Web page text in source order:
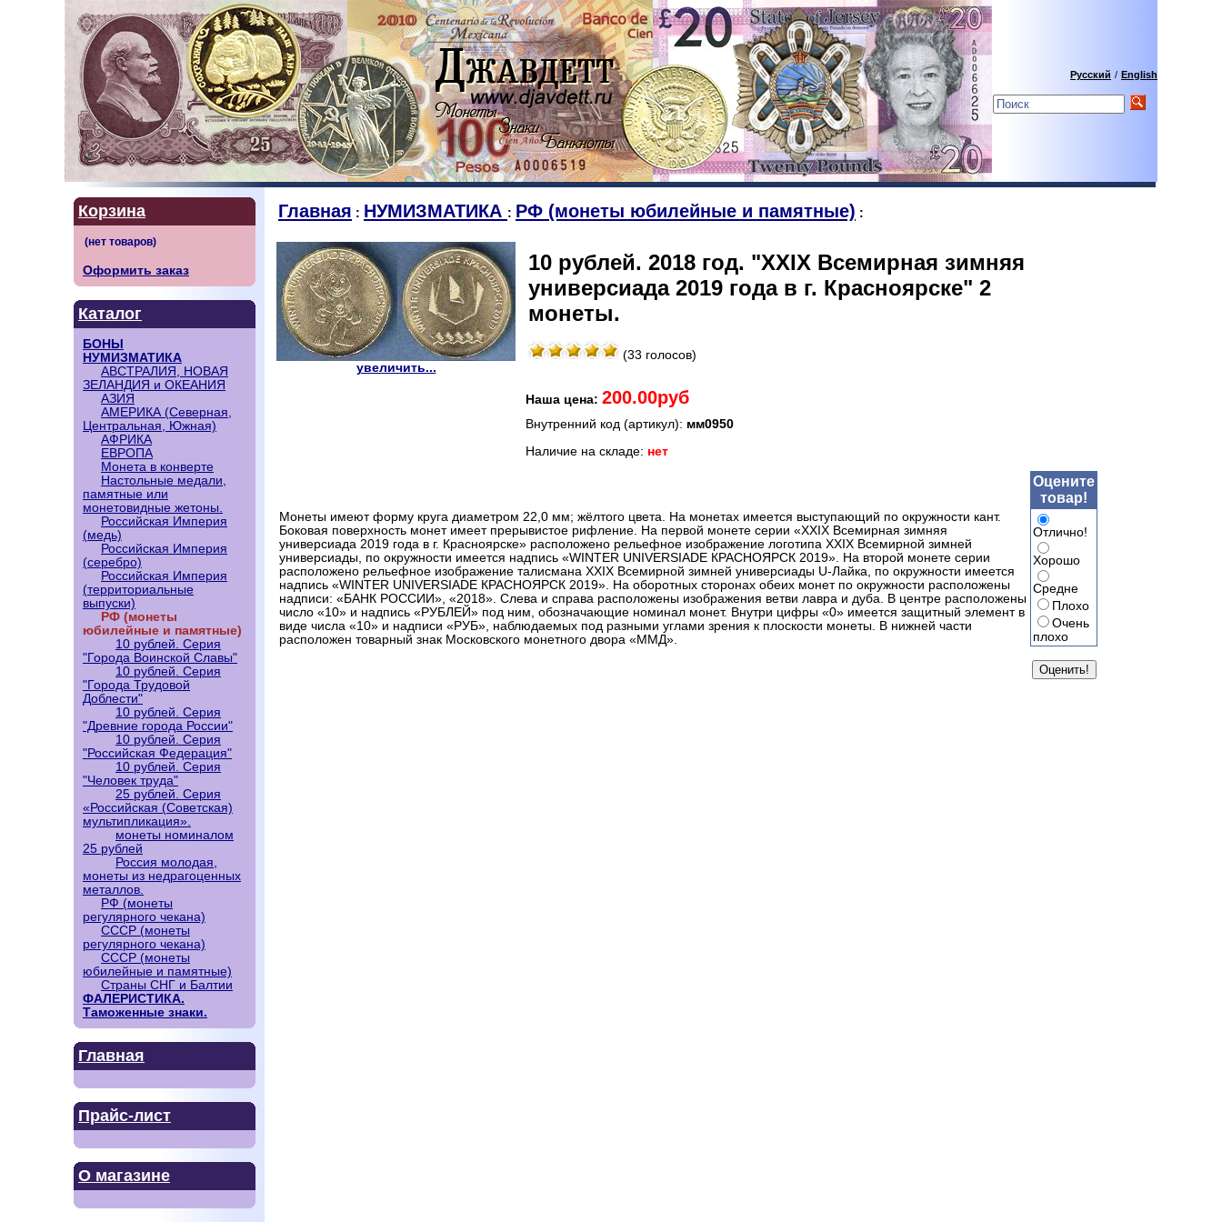
Русский / English
Корзина
Оформить заказ
Каталог
БОНЫ
НУМИЗМАТИКА
АВСТРАЛИЯ, НОВАЯ
ЗЕЛАНДИЯ и ОКЕАНИЯ
АЗИЯ
АМЕРИКА (Северная,
Центральная, Южная)
АФРИКА
ЕВРОПА
Монета в конверте
Настольные медали,
памятные или
монетовидные жетоны.
Российская Империя
(медь)
Российская Империя
(серебро)
Российская Империя
(территориальные
выпуски)
РФ (монеты
юбилейные и памятные)
10 рублей. Серия
"Города Воинской Славы"
10 рублей. Серия
"Города Трудовой
Доблести"
10 рублей. Серия
"Древние города России"
10 рублей. Серия
"Российская Федерация"
10 рублей. Серия
"Человек труда"
25 рублей. Серия
«Российская (Советская)
мультипликация».
монеты номиналом
25 рублей
Россия молодая,
монеты из недрагоценных
металлов.
РФ (монеты
регулярного чекана)
СССР (монеты
регулярного чекана)
СССР (монеты
юбилейные и памятные)
Страны СНГ и Балтии
ФАЛЕРИСТИКА.
Таможенные знаки.
Главная
Прайс-лист
О магазине
Главная : НУМИЗМАТИКА : РФ (монеты юбилейные и памятные) :
увеличить...
10 рублей. 2018 год. "XXIX Всемирная зимняя
универсиада 2019 года в г. Красноярске" 2
монеты.
(33 голосов)
Наша цена: 200.00руб
Внутренний код (артикул): мм0950
Наличие на складе: нет
Монеты имеют форму круга диаметром 22,0 мм; жёлтого цвета. На монетах имеется выступающий по окружности кант.
Боковая поверхность монет имеет прерывистое рифление. На первой монете серии «ХХIХ Всемирная зимняя
универсиада 2019 года в г. Красноярске» расположено рельефное изображение логотипа XXIX Всемирной зимней
универсиады, по окружности имеется надпись «WINTER UNIVERSIADE КРАСНОЯРСК 2019». На второй монете серии
расположено рельефное изображение талисмана XXIX Всемирной зимней универсиады U-Лайка, по окружности имеется
надпись «WINTER UNIVERSIADE КРАСНОЯРСК 2019». На оборотных сторонах обеих монет по окружности расположены
надписи: «БАНК РОССИИ», «2018». Слева и справа расположены изображения ветви лавра и дуба. В центре расположены
число «10» и надпись «РУБЛЕЙ» под ним, обозначающие номинал монет. Внутри цифры «0» имеется защитный элемент в
виде числа «10» и надписи «РУБ», наблюдаемых под разными углами зрения к плоскости монеты. В нижней части
расположен товарный знак Московского монетного двора «ММД».
Оцените
товар!
Отлично!
Хорошо
Средне
Плохо
Очень
плохо